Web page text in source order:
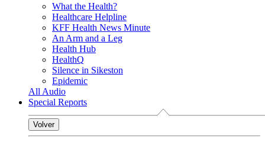
What the Health?
Healthcare Helpline
KFF Health News Minute
An Arm and a Leg
Health Hub
HealthQ
Silence in Sikeston
Epidemic
All Audio
Special Reports
Volver